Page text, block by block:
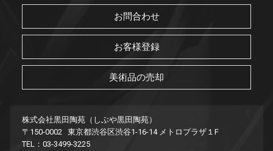
お問合わせ
お客様登録
美術品の売却
株式会社黒田陶苑（しぶや黒田陶苑）
〒150-0002 東京都渋谷区渋谷1-16-14 メトロプラザ１F
TEL：03-3499-3225